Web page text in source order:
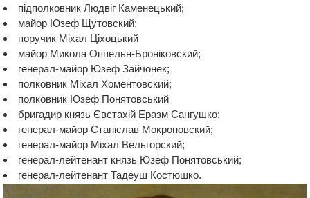
підполковник Людвіг Каменецький;
майор Юзеф Щутовский;
поручик Міхал Ціхоцький
майор Микола Оппельн-Броніковский;
генерал-майор Юзеф Зайчонек;
полковник Міхал Хоментовский;
полковник Юзеф Понятовський
бригадир князь Євстахій Еразм Сангушко;
генерал-майор Станіслав Мокроновский;
генерал-майор Міхал Вельгорский;
генерал-лейтенант князь Юзеф Понятовський;
генерал-лейтенант Тадеуш Костюшко.